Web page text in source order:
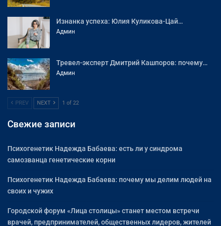
Изнанка успеха: Юлия Куликова-Цай…
Админ
Тревел-эксперт Дмитрий Кашпоров: почему…
Админ
PREV NEXT 1 of 22
Свежие записи
Психогенетик Надежда Бабаева: есть ли у синдрома
самозванца генетические корни
Психогенетик Надежда Бабаева: почему мы делим людей на
своих и чужих
Городской форум «Лица столицы» станет местом встречи
врачей, предпринимателей, общественных лидеров, жителей